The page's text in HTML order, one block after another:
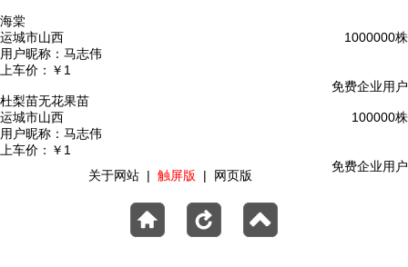
海棠
1000000株
运城市山西
用户昵称： 马志伟
上车价： ￥1
免费企业用户
杜梨苗无花果苗
100000株
运城市山西
用户昵称： 马志伟
上车价： ￥1
免费企业用户
关于网站 | 触屏版 | 网页版